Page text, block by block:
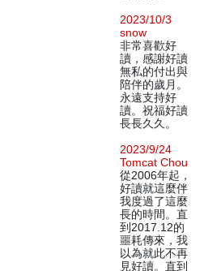
2023/10/3
snow
非常喜歡好
讀，感謝好讀
無私的付出與
陪伴的歲月。
永遠支持好
讀。祝福好讀
長長久久。
2023/9/24
Tomcat Chou
從2006年起，
好讀就這麼伴
我度過了這麼
長的時間。直
到2017.12的
噩耗傳來，我
以為就此不再
見好讀。直到